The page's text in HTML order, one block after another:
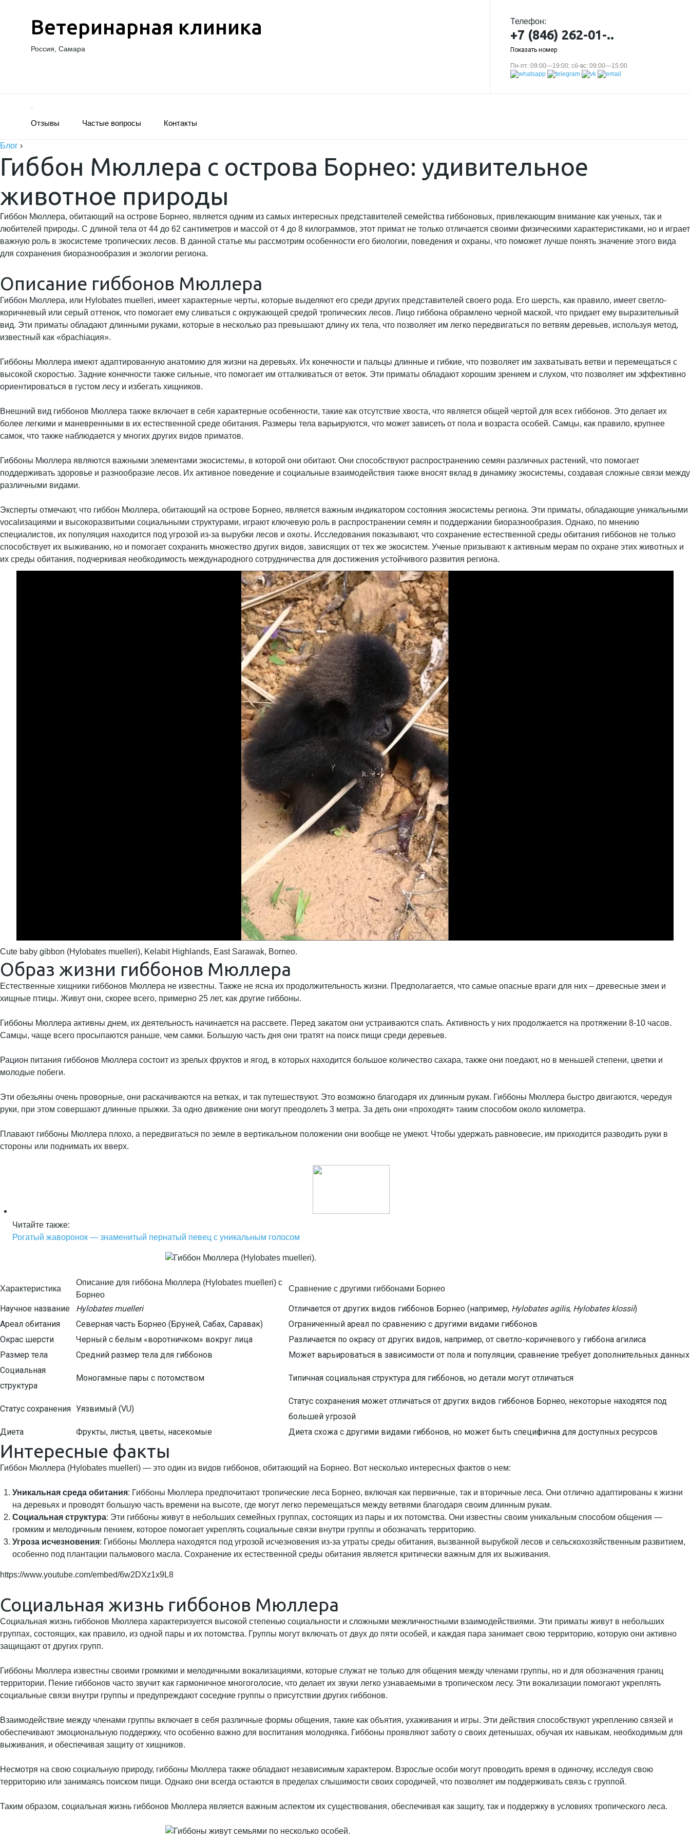
Ветеринарная клиника
Россия, Самара
Телефон:
+7 (846) 262-01-..
Показать номер
Пн-пт: 09:00—19:00; сб-вс: 09:00—15:00
Отзывы Частые вопросы Контакты
Блог ›
Гиббон Мюллера с острова Борнео: удивительное
животное природы
Гиббон Мюллера, обитающий на острове Борнео, является одним из самых интересных представителей семейства гиббоновых, привлекающим внимание как ученых, так и
любителей природы. С длиной тела от 44 до 62 сантиметров и массой от 4 до 8 килограммов, этот примат не только отличается своими физическими характеристиками, но и играет
важную роль в экосистеме тропических лесов. В данной статье мы рассмотрим особенности его биологии, поведения и охраны, что поможет лучше понять значение этого вида
для сохранения биоразнообразия и экологии региона.
Описание гиббонов Мюллера
Гиббон Мюллера, или Hylobates muelleri, имеет характерные черты, которые выделяют его среди других представителей своего рода. Его шерсть, как правило, имеет светло-
коричневый или серый оттенок, что помогает ему сливаться с окружающей средой тропических лесов. Лицо гиббона обрамлено черной маской, что придает ему выразительный
вид. Эти приматы обладают длинными руками, которые в несколько раз превышают длину их тела, что позволяет им легко передвигаться по ветвям деревьев, используя метод,
известный как «браchiация».
Гиббоны Мюллера имеют адаптированную анатомию для жизни на деревьях. Их конечности и пальцы длинные и гибкие, что позволяет им захватывать ветви и перемещаться с
высокой скоростью. Задние конечности также сильные, что помогает им отталкиваться от веток. Эти приматы обладают хорошим зрением и слухом, что позволяет им эффективно
ориентироваться в густом лесу и избегать хищников.
Внешний вид гиббонов Мюллера также включает в себя характерные особенности, такие как отсутствие хвоста, что является общей чертой для всех гиббонов. Это делает их
более легкими и маневренными в их естественной среде обитания. Размеры тела варьируются, что может зависеть от пола и возраста особей. Самцы, как правило, крупнее
самок, что также наблюдается у многих других видов приматов.
Гиббоны Мюллера являются важными элементами экосистемы, в которой они обитают. Они способствуют распространению семян различных растений, что помогает
поддерживать здоровье и разнообразие лесов. Их активное поведение и социальные взаимодействия также вносят вклад в динамику экосистемы, создавая сложные связи между
различными видами.
Эксперты отмечают, что гиббон Мюллера, обитающий на острове Борнео, является важным индикатором состояния экосистемы региона. Эти приматы, обладающие уникальными
vocalизациями и высокоразвитыми социальными структурами, играют ключевую роль в распространении семян и поддержании биоразнообразия. Однако, по мнению
специалистов, их популяция находится под угрозой из-за вырубки лесов и охоты. Исследования показывают, что сохранение естественной среды обитания гиббонов не только
способствует их выживанию, но и помогает сохранить множество других видов, зависящих от тех же экосистем. Ученые призывают к активным мерам по охране этих животных и
их среды обитания, подчеркивая необходимость международного сотрудничества для достижения устойчивого развития региона.
Cute baby gibbon (Hylobates muelleri), Kelabit Highlands, East Sarawak, Borneo.
Образ жизни гиббонов Мюллера
Естественные хищники гиббонов Мюллера не известны. Также не ясна их продолжительность жизни. Предполагается, что самые опасные враги для них – древесные змеи и
хищные птицы. Живут они, скорее всего, примерно 25 лет, как другие гиббоны.
Гиббоны Мюллера активны днем, их деятельность начинается на рассвете. Перед закатом они устраиваются спать. Активность у них продолжается на протяжении 8-10 часов.
Самцы, чаще всего просыпаются раньше, чем самки. Большую часть дня они тратят на поиск пищи среди деревьев.
Рацион питания гиббонов Мюллера состоит из зрелых фруктов и ягод, в которых находится большое количество сахара, также они поедают, но в меньшей степени, цветки и
молодые побеги.
Эти обезьяны очень проворные, они раскачиваются на ветках, и так путешествуют. Это возможно благодаря их длинным рукам. Гиббоны Мюллера быстро двигаются, чередуя
руки, при этом совершают длинные прыжки. За одно движение они могут преодолеть 3 метра. За деть они «проходят» таким способом около километра.
Плавают гиббоны Мюллера плохо, а передвигаться по земле в вертикальном положении они вообще не умеют. Чтобы удержать равновесие, им приходится разводить руки в
стороны или поднимать их вверх.
Читайте также:
Рогатый жаворонок — знаменитый пернатый певец с уникальным голосом
Характеристика
Описание для гиббона Мюллера (Hylobates muelleri) с
Борнео
Сравнение с другими гиббонами Борнео
Научное название Hylobates muelleri Отличается от других видов гиббонов Борнео (например, Hylobates agilis, Hylobates klossii)
Ареал обитания
Северная часть Борнео (Бруней, Сабах, Саравак)
Ограниченный ареал по сравнению с другими видами гиббонов
Окрас шерсти
Черный с белым «воротничком» вокруг лица
Различается по окрасу от других видов, например, от светло-коричневого у гиббона агилиса
Размер тела
Средний размер тела для гиббонов
Может варьироваться в зависимости от пола и популяции, сравнение требует дополнительных данных
Социальная
структура
Моногамные пары с потомством Типичная социальная структура для гиббонов, но детали могут отличаться
Статус сохранения Уязвимый (VU)
Статус сохранения может отличаться от других видов гиббонов Борнео, некоторые находятся под
большей угрозой
Диета
Фрукты, листья, цветы, насекомые Диета схожа с другими видами гиббонов, но может быть специфична для доступных ресурсов
Интересные факты
Гиббон Мюллера (Hylobates muelleri) — это один из видов гиббонов, обитающий на Борнео. Вот несколько интересных фактов о нем:
Уникальная среда обитания: Гиббоны Мюллера предпочитают тропические леса Борнео, включая как первичные, так и вторичные леса. Они отлично адаптированы к жизни
на деревьях и проводят большую часть времени на высоте, где могут легко перемещаться между ветвями благодаря своим длинным рукам.
Социальная структура: Эти гиббоны живут в небольших семейных группах, состоящих из пары и их потомства. Они известны своим уникальным способом общения —
громким и мелодичным пением, которое помогает укреплять социальные связи внутри группы и обозначать территорию.
Угроза исчезновения: Гиббоны Мюллера находятся под угрозой исчезновения из-за утраты среды обитания, вызванной вырубкой лесов и сельскохозяйственным развитием,
особенно под плантации пальмового масла. Сохранение их естественной среды обитания является критически важным для их выживания.
https://www.youtube.com/embed/6w2DXz1x9L8
Социальная жизнь гиббонов Мюллера
Социальная жизнь гиббонов Мюллера характеризуется высокой степенью социальности и сложными межличностными взаимодействиями. Эти приматы живут в небольших
группах, состоящих, как правило, из одной пары и их потомства. Группы могут включать от двух до пяти особей, и каждая пара занимает свою территорию, которую они активно
защищают от других групп.
Гиббоны Мюллера известны своими громкими и мелодичными вокализациями, которые служат не только для общения между членами группы, но и для обозначения границ
территории. Пение гиббонов часто звучит как гармоничное многоголосие, что делает их звуки легко узнаваемыми в тропическом лесу. Эти вокализации помогают укреплять
социальные связи внутри группы и предупреждают соседние группы о присутствии других гиббонов.
Взаимодействие между членами группы включает в себя различные формы общения, такие как объятия, ухаживания и игры. Эти действия способствуют укреплению связей и
обеспечивают эмоциональную поддержку, что особенно важно для воспитания молодняка. Гиббоны проявляют заботу о своих детенышах, обучая их навыкам, необходимым для
выживания, и обеспечивая защиту от хищников.
Несмотря на свою социальную природу, гиббоны Мюллера также обладают независимым характером. Взрослые особи могут проводить время в одиночку, исследуя свою
территорию или занимаясь поиском пищи. Однако они всегда остаются в пределах слышимости своих сородичей, что позволяет им поддерживать связь с группой.
Таким образом, социальная жизнь гиббонов Мюллера является важным аспектом их существования, обеспечивая как защиту, так и поддержку в условиях тропического леса.